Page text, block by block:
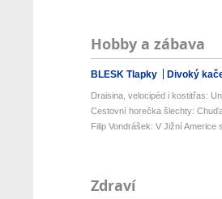
Hobby a zábava
BLESK Tlapky Divoký
Draisina, velocipéd i kostitřas:
Cestovní horečka šlechty:
Filip Vondrášek: V Jižní Americe
Zdraví